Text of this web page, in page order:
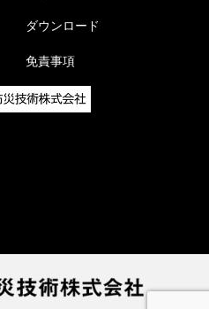
ダウンロード
免責事項